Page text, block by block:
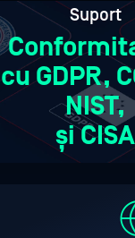
Suport
cu GDPR,
NIST,
și CISA